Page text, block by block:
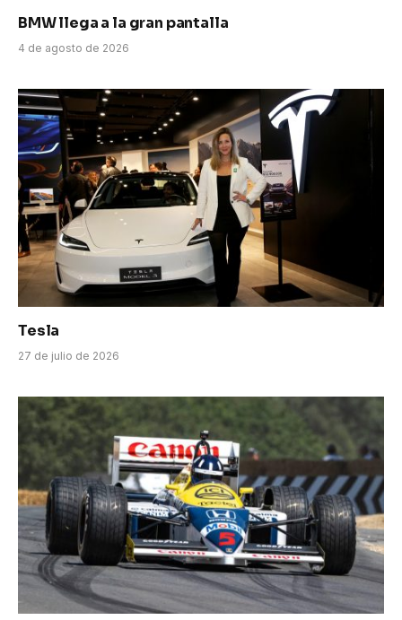
BMW llega a la gran pantalla
4 de agosto de 2026
Tesla
27 de julio de 2026